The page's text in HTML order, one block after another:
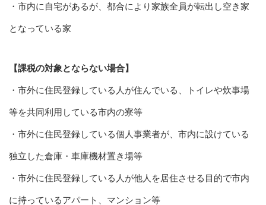
・市内に自宅があるが、都合により家族全員が転出し空き家
となっている家
【課税の対象とならない場合】
・市外に住民登録している人が住んでいる、トイレや炊事場
等を共同利用している市内の寮等
・市外に住民登録している個人事業者が、市内に設けている
独立した倉庫・車庫機材置き場等
・市外に住民登録している人が他人を居住させる目的で市内
に持っているアパート、マンション等